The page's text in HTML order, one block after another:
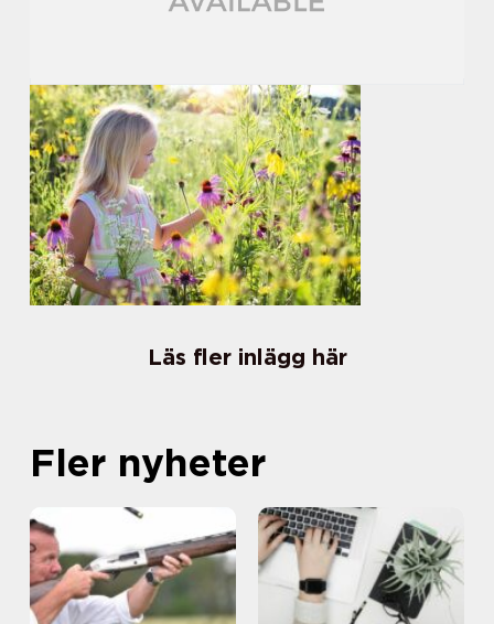
Läs fler inlägg här
Fler nyheter